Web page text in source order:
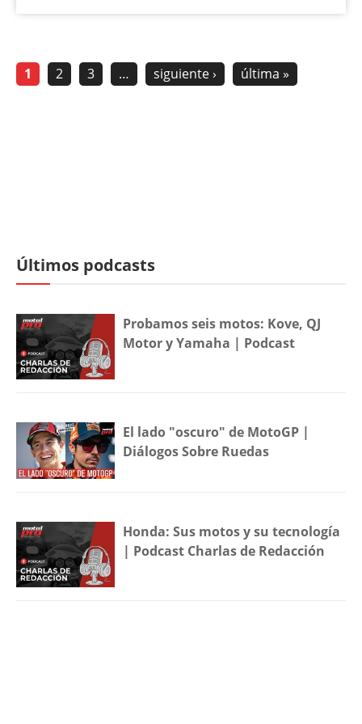
1 2 3 … siguiente › última »
Últimos podcasts
Probamos seis motos: Kove, QJ
Motor y Yamaha | Podcast
El lado "oscuro" de MotoGP |
Diálogos Sobre Ruedas
Honda: Sus motos y su tecnología
| Podcast Charlas de Redacción